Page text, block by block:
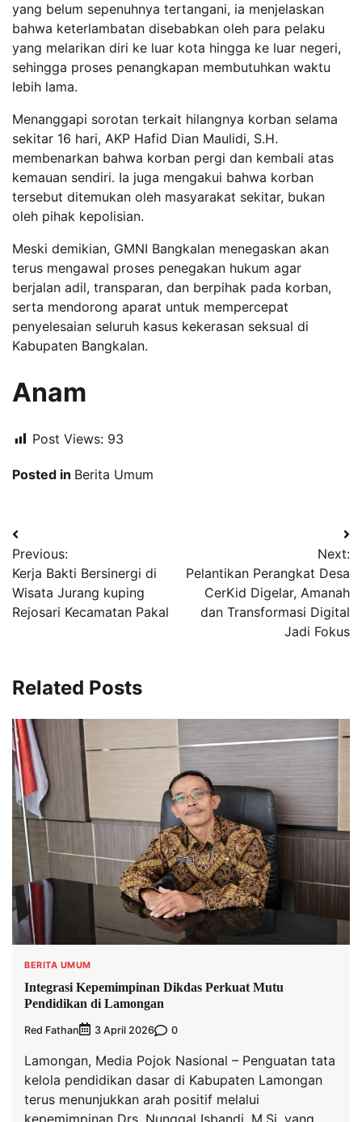
yang belum sepenuhnya tertangani, ia menjelaskan
bahwa keterlambatan disebabkan oleh para pelaku
yang melarikan diri ke luar kota hingga ke luar negeri,
sehingga proses penangkapan membutuhkan waktu
lebih lama.
Menanggapi sorotan terkait hilangnya korban selama
sekitar 16 hari, AKP Hafid Dian Maulidi, S.H.
membenarkan bahwa korban pergi dan kembali atas
kemauan sendiri. Ia juga mengakui bahwa korban
tersebut ditemukan oleh masyarakat sekitar, bukan
oleh pihak kepolisian.
Meski demikian, GMNI Bangkalan menegaskan akan
terus mengawal proses penegakan hukum agar
berjalan adil, transparan, dan berpihak pada korban,
serta mendorong aparat untuk mempercepat
penyelesaian seluruh kasus kekerasan seksual di
Kabupaten Bangkalan.
Anam
Post Views: 93
Posted in Berita Umum
Navigasi
pos
Previous:
Kerja Bakti Bersinergi di
Wisata Jurang kuping
Rejosari Kecamatan Pakal
Next:
Pelantikan Perangkat Desa
CerKid Digelar, Amanah
dan Transformasi Digital
Jadi Fokus
Related Posts
BERITA UMUM
Integrasi Kepemimpinan Dikdas Perkuat Mutu
Pendidikan di Lamongan
Red Fathan 3 April 2026 0
Lamongan, Media Pojok Nasional – Penguatan tata
kelola pendidikan dasar di Kabupaten Lamongan
terus menunjukkan arah positif melalui